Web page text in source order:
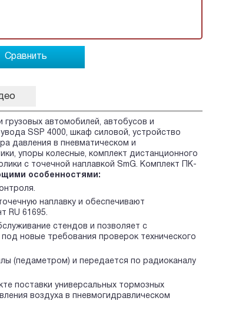
Сравнить
автомобилей, автобусов и
SSP 4000, шкаф силовой, устройство
давления в пневматическом и
упоры колесные, комплект дистанционного
с точечной наплавкой SmG. Комплект ПК-
особенностями:
наплавку и обеспечивают
RU 61695.
стендов и позволяет с
новые требования проверок технического
(педаметром) и передается по радиоканалу
поставки универсальных тормозных
воздуха в пневмогидравлическом